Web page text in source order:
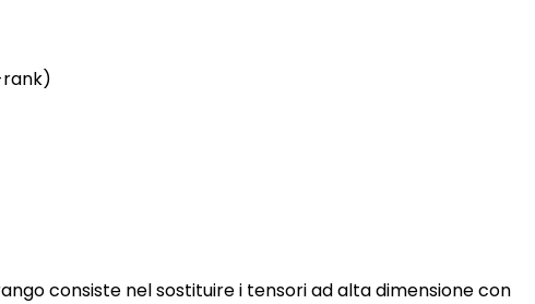
rank)
consiste nel sostituire i tensori ad alta dimensione con